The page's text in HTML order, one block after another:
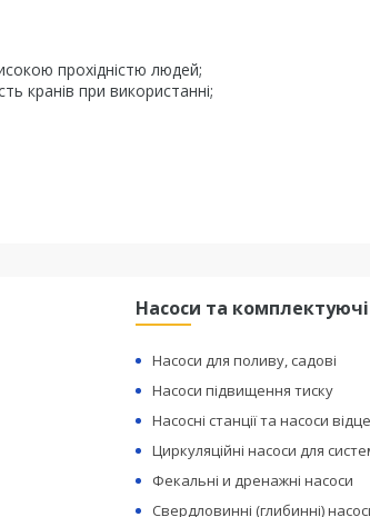
прохідністю людей;
кранів при використанні;
Насоси та комплектуючі
Насоси для поливу, садові
Насоси підвищення тиску
Насосні станції та насоси
Циркуляційні насоси для
Фекальні и дренажні насоси
Свердловинні (глибинні)